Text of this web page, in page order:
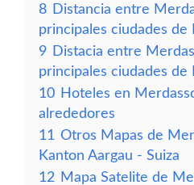
8 Distancia entre
principales ciudades de
9 Distacia entre
principales ciudades de
10 Hoteles en
alrededores
11 Otros Mapas de
Kanton Aargau - Suiza
12 Mapa Satelite de